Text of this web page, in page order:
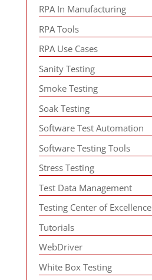
RPA In Manufacturing
RPA Tools
RPA Use Cases
Sanity Testing
Smoke Testing
Soak Testing
Software Test Automation
Software Testing Tools
Stress Testing
Test Data Management
Testing Center of Excellence
Tutorials
WebDriver
White Box Testing